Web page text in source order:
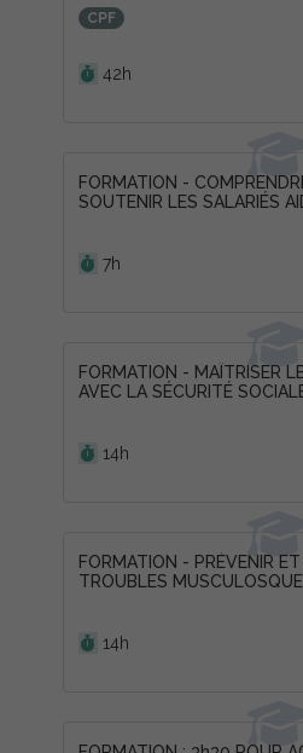
CPF
42h
FORMATION -
SOUTENIR LES SALARIÉS
7h
FORMATION - MAÎTRISER
AVEC LA SÉCURITÉ
14h
FORMATION - PRÉVENIR ET
TROUBLES
14h